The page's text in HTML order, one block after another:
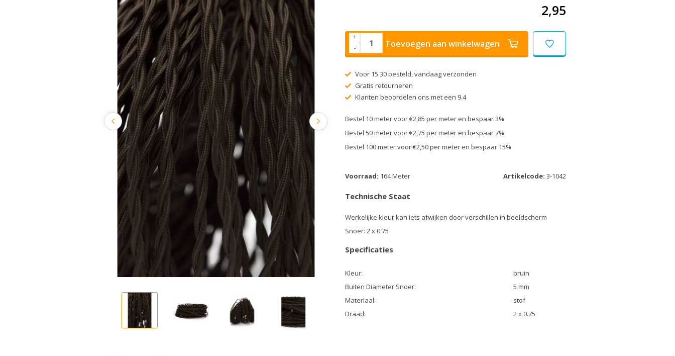
2,95
+
-
Toevoegen aan winkelwagen
Voor 15.30 besteld, vandaag verzonden
Gratis retourneren
Klanten beoordelen ons met een 9.4
Bestel 10 meter voor €2,85 per meter en bespaar 3%
Bestel 50 meter voor €2,75 per meter en bespaar 7%
Bestel 100 meter voor €2,50 per meter en bespaar 15%
Voorraad: 164 Meter Artikelcode: 3-1042
Technische Staat
Werkelijke kleur kan iets afwijken door verschillen in beeldscherm
Snoer: 2 x 0.75
Specificaties
Kleur:
bruin
Buiten Diameter Snoer:
5 mm
Materiaal:
stof
Draad:
2 x 0.75